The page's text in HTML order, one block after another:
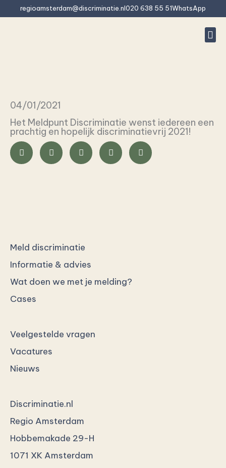
regioamsterdam@discriminatie.nl020 638 55 51WhatsApp
04/01/2021
Het Meldpunt Discriminatie wenst iedereen een
prachtig en hopelijk discriminatievrij 2021!
Meld discriminatie
Informatie & advies
Wat doen we met je melding?
Cases
Veelgestelde vragen
Vacatures
Nieuws
Discriminatie.nl
Regio Amsterdam
Hobbemakade 29-H
1071 XK Amsterdam